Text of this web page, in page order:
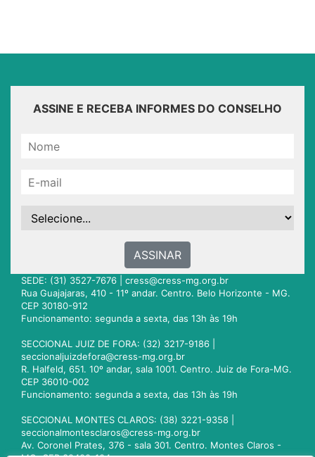
ASSINE E RECEBA INFORMES DO CONSELHO
ASSINAR
SEDE: (31) 3527-7676 | cress@cress-mg.org.br
Rua Guajajaras, 410 - 11º andar. Centro. Belo Horizonte - MG.
CEP 30180-912
Funcionamento: segunda a sexta, das 13h às 19h
SECCIONAL JUIZ DE FORA: (32) 3217-9186 |
seccionaljuizdefora@cress-mg.org.br
R. Halfeld, 651. 10º andar, sala 1001. Centro. Juiz de Fora-MG.
CEP 36010-002
Funcionamento: segunda a sexta, das 13h às 19h
SECCIONAL MONTES CLAROS: (38) 3221-9358 |
seccionalmontesclaros@cress-mg.org.br
Av. Coronel Prates, 376 - sala 301. Centro. Montes Claros -